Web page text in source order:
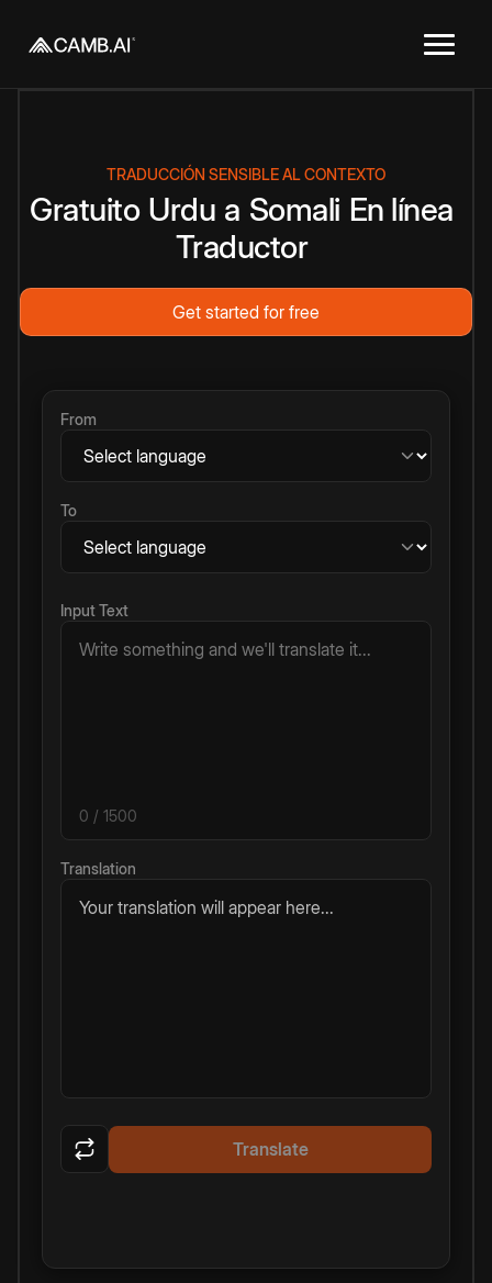
TRADUCCIÓN SENSIBLE AL CONTEXTO
Gratuito Urdu a Somali En línea
Traductor
Get started for free
From
To
Input Text
0 / 1500
Translation
Your translation will appear here...
Translate